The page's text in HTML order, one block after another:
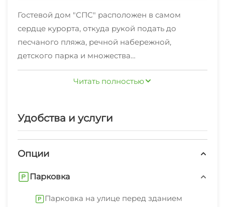
Гостевой дом "СПС" расположен в самом
сердце курорта, откуда рукой подать до
песчаного пляжа, речной набережной,
детского парка и множества
достопримечательностей города Анапа. В
пешей доступности автовокзал, продуктовый и
для себя занятие по вкусу — будь то посещение
тенистым аллеям. Так же на территории парка
катамаранов и лодок для катания по реке.В
— самая популярная улица для пеших
Читать полностью
Удобства и услуги
Опции
Парковка
Парковка на улице перед зданием